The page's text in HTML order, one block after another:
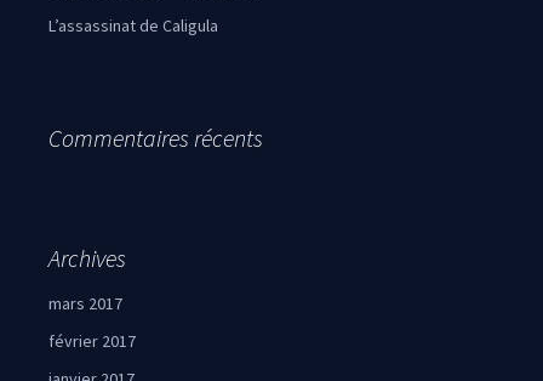
L’assassinat de Caligula
Commentaires récents
Archives
mars 2017
février 2017